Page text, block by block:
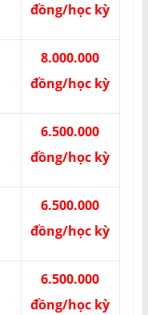
đồng/học kỳ
8.000.000
đồng/học kỳ
6.500.000
đồng/học kỳ
6.500.000
đồng/học kỳ
6.500.000
đồng/học kỳ